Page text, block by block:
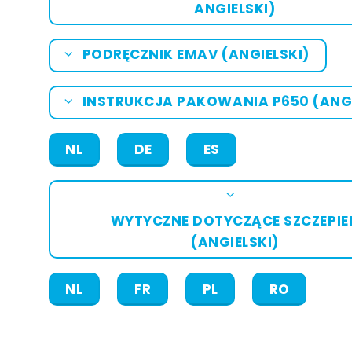
ANGIELSKI)
PODRĘCZNIK EMAV (ANGIELSKI)
INSTRUKCJA PAKOWANIA P650
NL DE ES
WYTYCZNE DOTYCZĄCE
(ANGIELSKI)
NL FR PL RO